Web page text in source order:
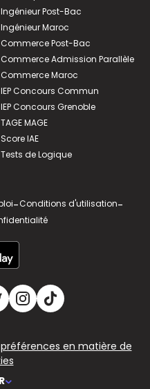
Ingénieur Post-Bac
Ingénieur Maroc
Commerce Post-Bac
Commerce Admission Parallèle
Commerce Maroc
IEP Concours Commun
IEP Concours Grenoble
TAGE MAGE
Score IAE
Tests de Logique
-Conditions d'utilisation-
en matière de